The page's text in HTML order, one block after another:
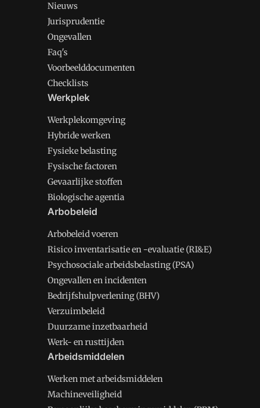
Nieuws
Jurisprudentie
Ongevallen
Faq's
Voorbeelddocumenten
Checklists
Werkplek
Werkplekomgeving
Hybride werken
Fysieke belasting
Fysische factoren
Gevaarlijke stoffen
Biologische agentia
Arbobeleid
Arbobeleid voeren
Risico inventarisatie en -evaluatie (RI&E)
Psychosociale arbeidsbelasting (PSA)
Ongevallen en incidenten
Bedrijfshulpverlening (BHV)
Verzuimbeleid
Duurzame inzetbaarheid
Werk- en rusttijden
Arbeidsmiddelen
Werken met arbeidsmiddelen
Machineveiligheid